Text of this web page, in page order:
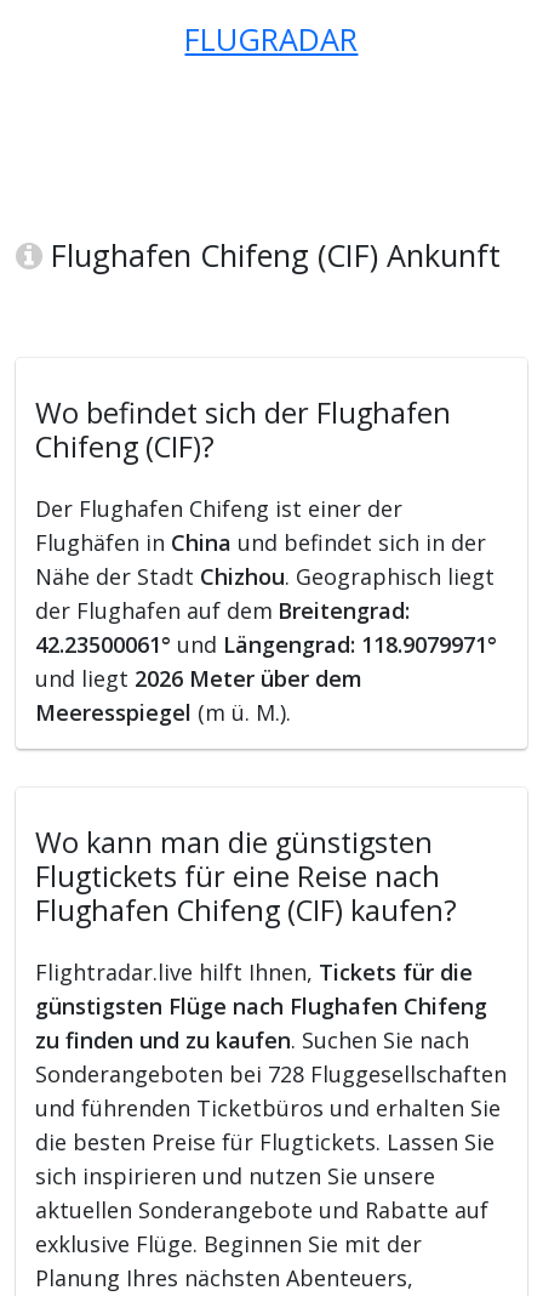
FLUGRADAR
Flughafen Chifeng (CIF) Ankunft
Wo befindet sich der Flughafen
Chifeng (CIF)?
Der Flughafen Chifeng ist einer der
Flughäfen in China und befindet sich in der
Nähe der Stadt Chizhou. Geographisch liegt
der Flughafen auf dem Breitengrad:
42.23500061° und Längengrad: 118.9079971°
und liegt 2026 Meter über dem
Meeresspiegel (m ü. M.).
Wo kann man die günstigsten
Flugtickets für eine Reise nach
Flughafen Chifeng (CIF) kaufen?
Flightradar.live hilft Ihnen, Tickets für die
günstigsten Flüge nach Flughafen Chifeng
zu finden und zu kaufen. Suchen Sie nach
Sonderangeboten bei 728 Fluggesellschaften
und führenden Ticketbüros und erhalten Sie
die besten Preise für Flugtickets. Lassen Sie
sich inspirieren und nutzen Sie unsere
aktuellen Sonderangebote und Rabatte auf
exklusive Flüge. Beginnen Sie mit der
Planung Ihres nächsten Abenteuers,